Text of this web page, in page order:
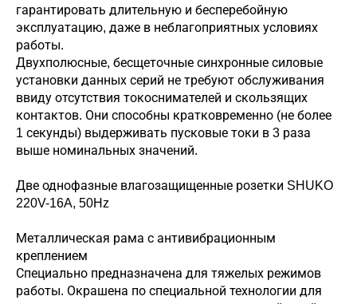
гарантировать длительную и бесперебойную
эксплуатацию, даже в неблагоприятных условиях
работы.
Двухполюсные, бесщеточные синхронные силовые
установки данных серий не требуют обслуживания
ввиду отсутствия токоснимателей и скользящих
контактов. Они способны кратковременно (не более
1 секунды) выдерживать пусковые токи в 3 раза
выше номинальных значений.
Две однофазные влагозащищенные розетки SHUKO
220V-16A, 50Hz
Металлическая рама с антивибрационным
креплением
Специально предназначена для тяжелых режимов
работы. Окрашена по специальной технологии для